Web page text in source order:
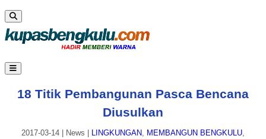
18 Titik Pembangunan Pasca Bencana
Diusulkan
2017-03-14 News LINGKUNGAN, MEMBANGUN BENGKULU,